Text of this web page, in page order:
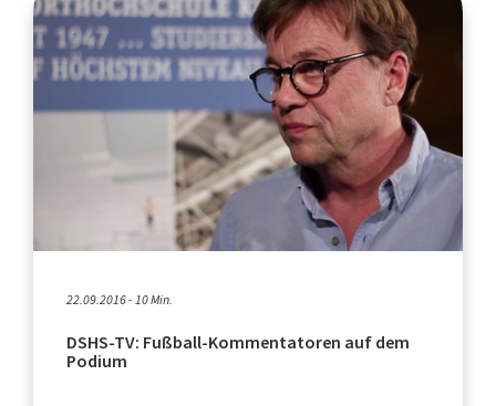
22.09.2016 - 10 Min.
DSHS-TV: Fußball-Kommentatoren auf dem
Podium